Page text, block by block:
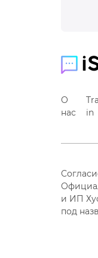
О
нас
in
и ИП
под